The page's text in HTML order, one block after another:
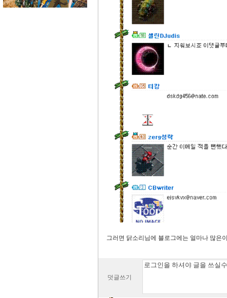
그러면 닭소리님에 블로그에는 얼마나 많은
덧글쓰기